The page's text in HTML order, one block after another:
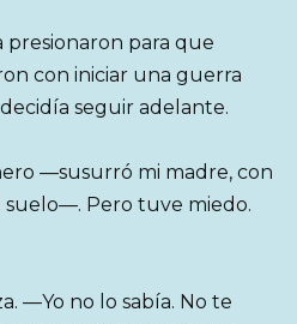
presionaron para que
con iniciar una guerra
seguir adelante.
—susurró mi madre, con
suelo—. Pero tuve miedo.
—Yo no lo sabía. No te